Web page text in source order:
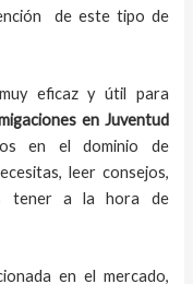
de este tipo de
eficaz y útil para
en Juventud
en el dominio de
leer consejos,
tener a la hora de
en el mercado,